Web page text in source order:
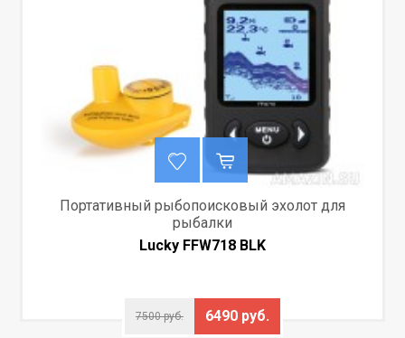
Портативный рыбопоисковый эхолот для
рыбалки
Lucky FFW718 BLK
7500 руб. 6490 руб.